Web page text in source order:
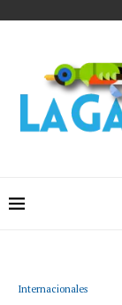
Internacionales